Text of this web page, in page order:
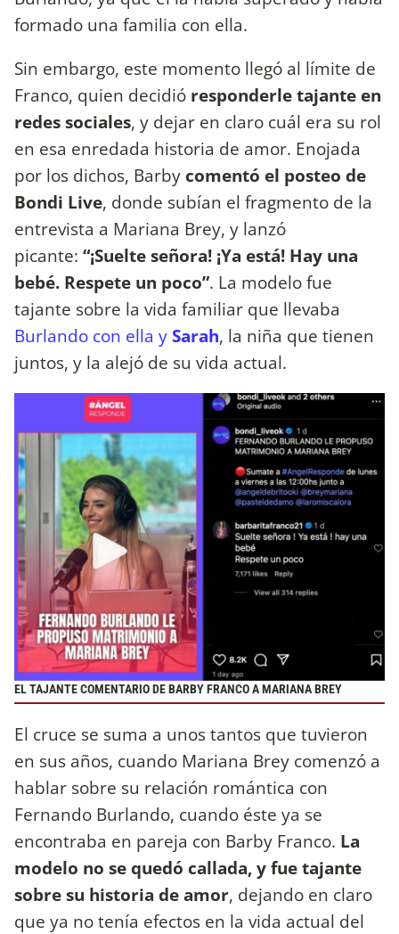
formado una familia con ella.
Sin embargo, este momento llegó al límite de
Franco, quien decidió responderle tajante en
redes sociales, y dejar en claro cuál era su rol
en esa enredada historia de amor. Enojada
por los dichos, Barby comentó el posteo de
Bondi Live, donde subían el fragmento de la
entrevista a Mariana Brey, y lanzó
picante: “¡Suelte señora! ¡Ya está! Hay una
bebé. Respete un poco”. La modelo fue
tajante sobre la vida familiar que llevaba
Burlando con ella ySarah, la niña que tienen
juntos, y la alejó de su vida actual.
EL TAJANTE COMENTARIO DE BARBY FRANCO A MARIANA BREY
El cruce se suma a unos tantos que tuvieron
en sus años, cuando Mariana Brey comenzó a
hablar sobre su relación romántica con
Fernando Burlando, cuando éste ya se
encontraba en pareja con Barby Franco. La
modelo no se quedó callada, y fue tajante
sobre su historia de amor, dejando en claro
que ya no tenía efectos en la vida actual del